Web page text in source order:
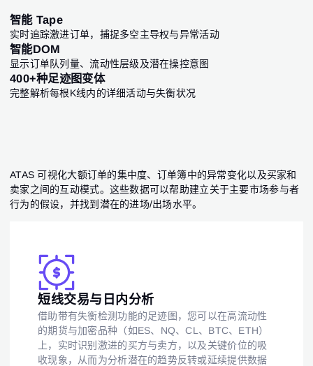
智能 Tape
实时追踪激进订单，捕捉多空主导权与异常活动
智能DOM
显示订单队列量、流动性层级及潜在操控意图
400+种足迹图变体
完整解析每根K线内的详细活动与失衡状况
ATAS 可视化大额订单的集中度、订单簿中的异常变化以及买家和
卖家之间的互动模式。这些数据可以帮助建立关于主要市场参与者
行为的假设，并找到潜在的进场/出场水平。
短线交易与日内分析
借助带有失衡检测功能的足迹图，您可以在高流动性
的期货与加密品种（如ES、NQ、CL、BTC、ETH）
上，实时识别激进的买方与卖方，以及关键价位的吸
收现象，从而为分析潜在的趋势反转或延续提供数据